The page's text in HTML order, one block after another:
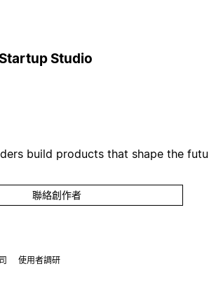
Studio
build products that shape the
聯絡創作者
使用者調研